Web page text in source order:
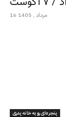
16 مرداد , 1405
پنجره‌ای رو به خانه پدری